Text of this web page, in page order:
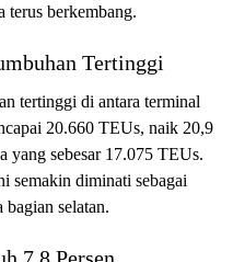
berkembang.
Tertinggi
tertinggi di antara terminal
20.660 TEUs, naik 20,9
yang sebesar 17.075 TEUs.
semakin diminati sebagai
selatan.